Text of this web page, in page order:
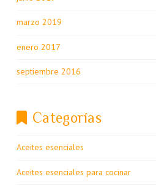
marzo 2019
enero 2017
septiembre 2016
Categorías
Aceites esenciales
Aceites esenciales para cocinar